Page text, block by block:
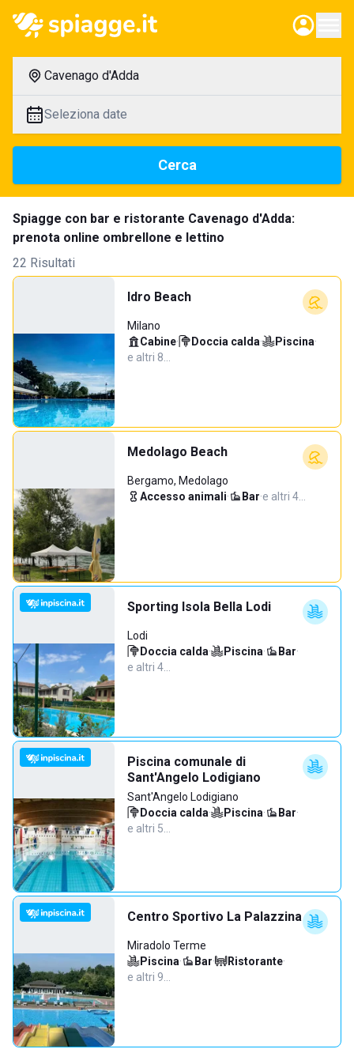
Cavenago d'Adda
Seleziona date
Cerca
Spiagge con bar e ristorante Cavenago d'Adda:
prenota online ombrellone e lettino
22 Risultati
Idro Beach
Milano
Cabine· Doccia calda· Piscina·
e altri 8…
Medolago Beach
Bergamo, Medolago
Accesso animali· Bar·e altri 4…
Sporting Isola Bella Lodi
Lodi
Doccia calda· Piscina· Bar·
e altri 4…
Piscina comunale di
Sant'Angelo Lodigiano
Sant'Angelo Lodigiano
Doccia calda· Piscina· Bar·
e altri 5…
Centro Sportivo La Palazzina
Miradolo Terme
Piscina· Bar· Ristorante·
e altri 9…